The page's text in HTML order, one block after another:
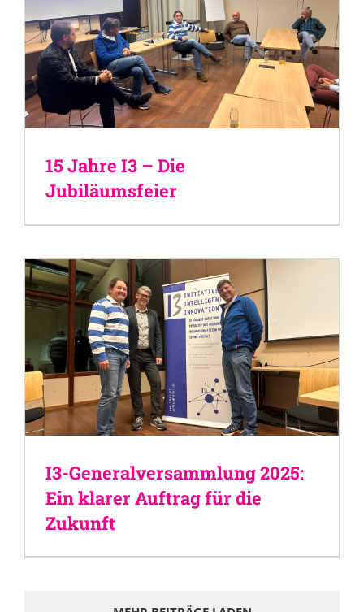
15 Jahre I3 – Die
Jubiläumsfeier
I3-Generalversammlung 2025:
Ein klarer Auftrag für die
Zukunft